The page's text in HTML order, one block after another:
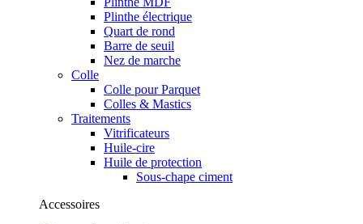
Plinthe électrique
Quart de rond
Barre de seuil
Nez de marche
Colle
Colle pour Parquet
Colles & Mastics
Traitements
Vitrificateurs
Huile-cire
Huile de protection
Sous-chape ciment
Accessoires